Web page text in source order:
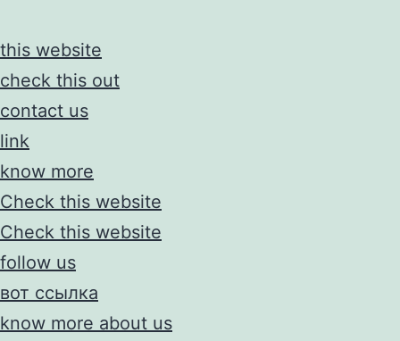
this website
check this out
contact us
link
know more
Check this website
Check this website
follow us
вот ссылка
know more about us